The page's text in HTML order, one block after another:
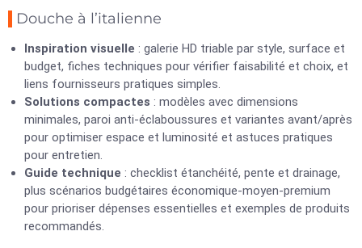
Douche à l’italienne
Inspiration visuelle : galerie HD triable par style, surface et
budget, fiches techniques pour vérifier faisabilité et choix, et
liens fournisseurs pratiques simples.
Solutions compactes : modèles avec dimensions
minimales, paroi anti-éclaboussures et variantes avant/après
pour optimiser espace et luminosité et astuces pratiques
pour entretien.
Guide technique : checklist étanchéité, pente et drainage,
plus scénarios budgétaires économique-moyen-premium
pour prioriser dépenses essentielles et exemples de produits
recommandés.